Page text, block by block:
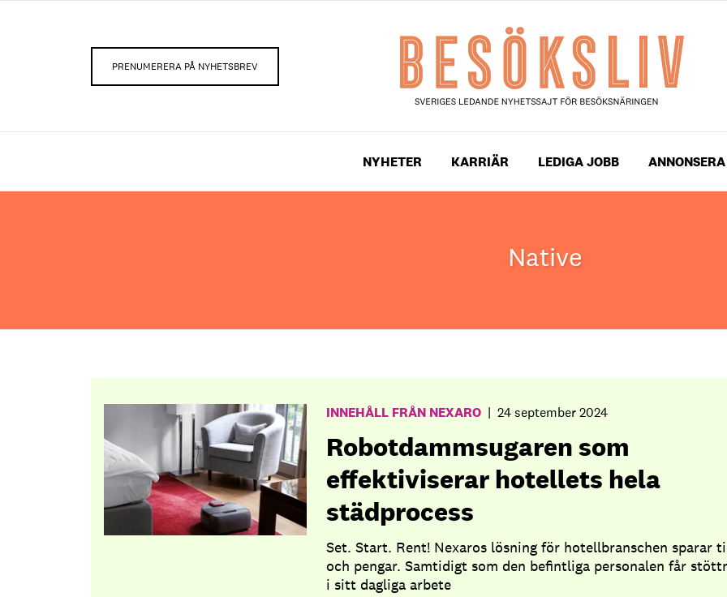
PRENUMERERA PÅ NYHETSBREV
NYHETER KARRIÄR LEDIGA JOBB ANNONSERA
Native
INNEHÅLL FRÅN NEXARO | 24 september 2024
Robotdammsugaren som
effektiviserar hotellets hela
städprocess
Set. Start. Rent! Nexaros lösning för hotellbranschen sparar
och pengar. Samtidigt som den befintliga personalen får
i sitt dagliga arbete